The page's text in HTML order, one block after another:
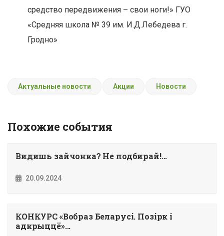
средство передвижения – свои ноги!» ГУО
«Средняя школа № 39 им. И.Д.Лебедева г.
Гродно»
Актуальные новости Акции Новости
Похожие события
Видишь зайчонка? Не подбирай!...
20.09.2024
КОНКУРС «Вобраз Беларусi. Позiрк i
адкрыццё»...